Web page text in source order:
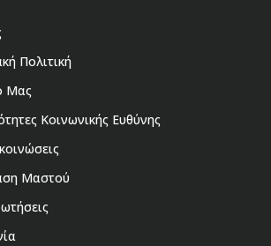
Πολιτική
Μας
Κοινωνικής Ευθύνης
Μαστού